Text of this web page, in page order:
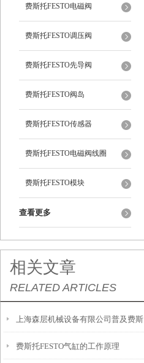
费斯托FESTO电磁阀
费斯托FESTO调压阀
费斯托FESTO先导阀
费斯托FESTO阀岛
费斯托FESTO传感器
费斯托FESTO电磁阀线圈
费斯托FESTO模块
查看更多
相关文章
RELATED ARTICLES
上海森层机械设备有限公司普及费斯
托FESTO气缸的特点
费斯托FESTO气缸的工作原理